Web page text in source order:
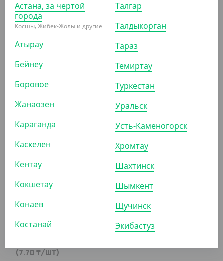
15 500
Пакет прозрачный со скотч-клапаном, 20*40 см, 25
мкм
УП (1000) КОР (5000)
АРТ. 65014
(7.70 ₸/ШТ)
Астана, за чертой
города
Косшы, Жибек-Жолы и другие
Атырау
Бейнеу
Боровое
Жанаозен
Караганда
Каскелен
Кентау
Кокшетау
Конаев
Костанай
Талгар
Талдыкорган
Тараз
Темиртау
Туркестан
Уральск
Усть-Каменогорск
Хромтау
Шахтинск
Шымкент
Щучинск
Экибастуз